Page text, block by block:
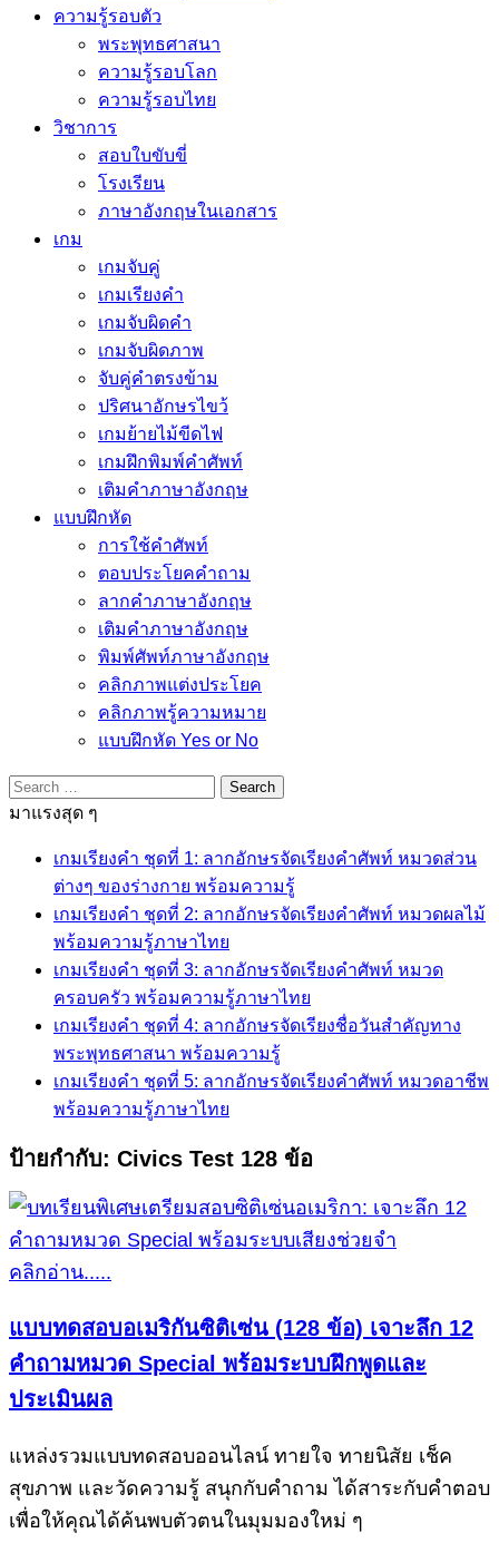
ความรู้รอบตัว
พระพุทธศาสนา
ความรู้รอบโลก
ความรู้รอบไทย
วิชาการ
สอบใบขับขี่
โรงเรียน
ภาษาอังกฤษในเอกสาร
เกม
เกมจับคู่
เกมเรียงคำ
เกมจับผิดคำ
เกมจับผิดภาพ
จับคู่คำตรงข้าม
ปริศนาอักษรไขว้
เกมย้ายไม้ขีดไฟ
เกมฝึกพิมพ์คำศัพท์
เติมคำภาษาอังกฤษ
แบบฝึกหัด
การใช้คำศัพท์
ตอบประโยคคำถาม
ลากคำภาษาอังกฤษ
เติมคำภาษาอังกฤษ
พิมพ์ศัพท์ภาษาอังกฤษ
คลิกภาพแต่งประโยค
คลิกภาพรู้ความหมาย
แบบฝึกหัด Yes or No
Search
for:
มาแรงสุด ๆ
เกมเรียงคำ ชุดที่ 1: ลากอักษรจัดเรียงคำศัพท์ หมวดส่วน
ต่างๆ ของร่างกาย พร้อมความรู้
เกมเรียงคำ ชุดที่ 2: ลากอักษรจัดเรียงคำศัพท์ หมวดผลไม้
พร้อมความรู้ภาษาไทย
เกมเรียงคำ ชุดที่ 3: ลากอักษรจัดเรียงคำศัพท์ หมวด
ครอบครัว พร้อมความรู้ภาษาไทย
เกมเรียงคำ ชุดที่ 4: ลากอักษรจัดเรียงชื่อวันสำคัญทาง
พระพุทธศาสนา พร้อมความรู้
เกมเรียงคำ ชุดที่ 5: ลากอักษรจัดเรียงคำศัพท์ หมวดอาชีพ
พร้อมความรู้ภาษาไทย
ป้ายกำกับ: Civics Test 128 ข้อ
คลิกอ่าน.....
แบบทดสอบอเมริกันซิติเซ่น (128 ข้อ) เจาะลึก 12
คำถามหมวด Special พร้อมระบบฝึกพูดและ
ประเมินผล
แหล่งรวมแบบทดสอบออนไลน์ ทายใจ ทายนิสัย เช็ค
สุขภาพ และวัดความรู้ สนุกกับคำถาม ได้สาระกับคำตอบ
เพื่อให้คุณได้ค้นพบตัวตนในมุมมองใหม่ ๆ